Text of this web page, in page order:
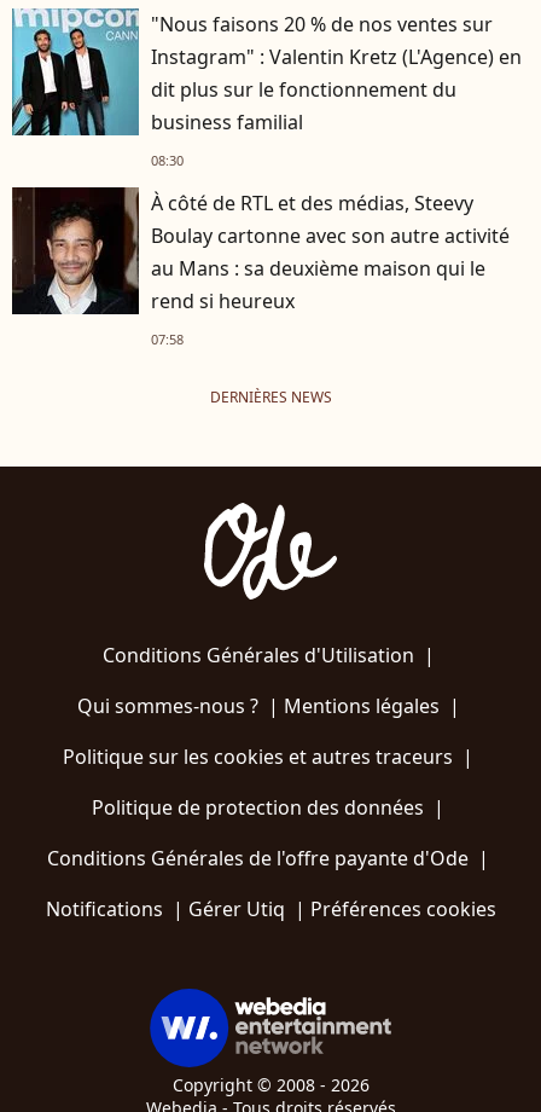
"Nous faisons 20 % de nos ventes sur
Instagram" : Valentin Kretz (L'Agence) en
dit plus sur le fonctionnement du
business familial
08:30
À côté de RTL et des médias, Steevy
Boulay cartonne avec son autre activité
au Mans : sa deuxième maison qui le
rend si heureux
07:58
DERNIÈRES NEWS
Conditions Générales d'Utilisation |
Qui sommes-nous ?| Mentions légales |
Politique sur les cookies et autres traceurs |
Politique de protection des données |
Conditions Générales de l'offre payante d'Ode |
Notifications | Gérer Utiq | Préférences cookies
Copyright © 2008 - 2026